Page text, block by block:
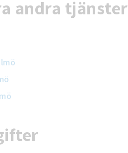
andra tjänster